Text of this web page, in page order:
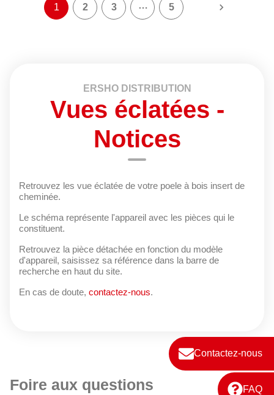
Contactez-nous
FAQ
1 2 3 … 5 
ERSHO DISTRIBUTION
Vues éclatées -
Notices
Retrouvez les vue éclatée de votre poele à bois insert de
cheminée.
Le schéma représente l'appareil avec les pièces qui le
constituent.
Retrouvez la pièce détachée en fonction du modèle
d'appareil, saisissez sa référence dans la barre de
recherche en haut du site.
En cas de doute, contactez-nous.
Foire aux questions